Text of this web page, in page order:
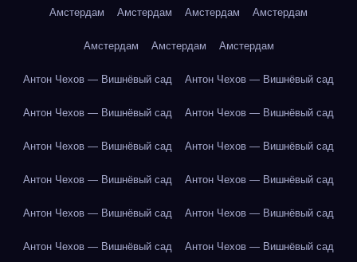
Амстердам Амстердам Амстердам Амстердам
Амстердам Амстердам Амстердам
Антон Чехов — Вишнёвый сад Антон Чехов — Вишнёвый сад
Антон Чехов — Вишнёвый сад Антон Чехов — Вишнёвый сад
Антон Чехов — Вишнёвый сад Антон Чехов — Вишнёвый сад
Антон Чехов — Вишнёвый сад Антон Чехов — Вишнёвый сад
Антон Чехов — Вишнёвый сад Антон Чехов — Вишнёвый сад
Антон Чехов — Вишнёвый сад Антон Чехов — Вишнёвый сад